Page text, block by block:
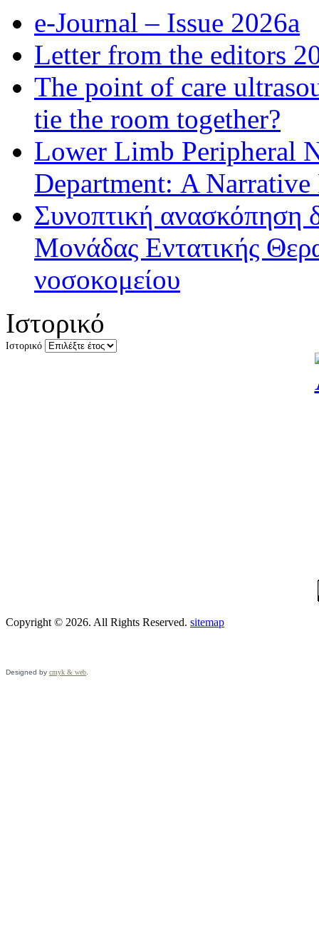
e-Journal – Issue 2026a
Letter from the editors
The point of care
tie the room together?
Lower Limb Peripheral
Department: A
Συνοπτική ανασκόπηση
Μονάδας Εντατικής
νοσοκομείου
Ιστορικό
Ιστορικό
Copyright © 2026. All Rights Reserved. sitemap
Designed by cmyk & web.